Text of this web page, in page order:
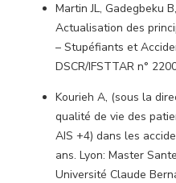
Martin JL, Gadegbeku
Actualisation des
– Stupéfiants et
DSCR/IFSTTAR n°
Kourieh A, (sous la
qualité de vie des
AIS +4) dans les
ans. Lyon: Master
Université Claude